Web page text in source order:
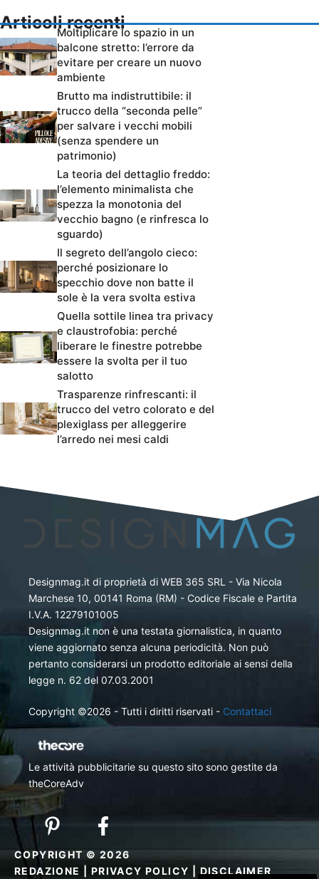
Articoli recenti
Moltiplicare lo spazio in un
balcone stretto: l’errore da
evitare per creare un nuovo
ambiente
Brutto ma indistruttibile: il
trucco della “seconda pelle”
per salvare i vecchi mobili
(senza spendere un
patrimonio)
La teoria del dettaglio freddo:
l’elemento minimalista che
spezza la monotonia del
vecchio bagno (e rinfresca lo
sguardo)
Il segreto dell’angolo cieco:
perché posizionare lo
specchio dove non batte il
sole è la vera svolta estiva
Quella sottile linea tra privacy
e claustrofobia: perché
liberare le finestre potrebbe
essere la svolta per il tuo
salotto
Trasparenze rinfrescanti: il
trucco del vetro colorato e del
plexiglass per alleggerire
l’arredo nei mesi caldi
Designmag.it di proprietà di WEB 365 SRL - Via Nicola
Marchese 10, 00141 Roma (RM) - Codice Fiscale e Partita
I.V.A. 12279101005
Designmag.it non è una testata giornalistica, in quanto
viene aggiornato senza alcuna periodicità. Non può
pertanto considerarsi un prodotto editoriale ai sensi della
legge n. 62 del 07.03.2001
Copyright ©2026 - Tutti i diritti riservati - Contattaci
Le attività pubblicitarie su questo sito sono gestite da
theCoreAdv
COPYRIGHT © 2026
REDAZIONE
PRIVACY POLICY DISCLAIMER